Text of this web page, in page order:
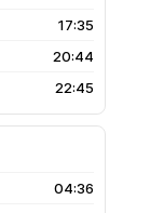
17:35
20:44
22:45
04:36